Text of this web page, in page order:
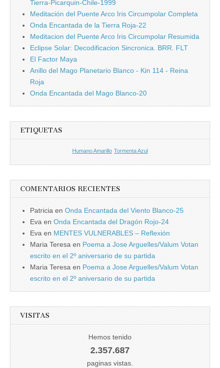
Tierra-Picarquin-Chile-1999
Meditación del Puente Arco Iris Circumpolar Completa
Onda Encantada de la Tierra Roja-22
Meditacion del Puente Arco Iris Circumpolar Resumida
Eclipse Solar: Decodificacion Sincronica. BRR. FLT
El Factor Maya
Anillo del Mago Planetario Blanco - Kin 114 - Reina
Roja
Onda Encantada del Mago Blanco-20
ETIQUETAS
Humano Amarillo Tormenta Azul
COMENTARIOS RECIENTES
Patricia en Onda Encantada del Viento Blanco-25
Eva en Onda Encantada del Dragón Rojo-24
Eva en MENTES VULNERABLES – Reflexión
Maria Teresa en Poema a Jose Arguelles/Valum Votan
escrito en el 2º aniversario de su partida
Maria Teresa en Poema a Jose Arguelles/Valum Votan
escrito en el 2º aniversario de su partida
VISITAS
Hemos tenido
2.357.687
paginas vistas.